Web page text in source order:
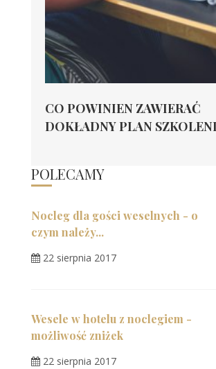
CO POWINIEN ZAWIERAĆ
DOKŁADNY PLAN
POLECAMY
Nocleg dla gości weselnych - o
czym należy...
22 sierpnia 2017
Wesele w hotelu z noclegiem -
możliwość zniżek
22 sierpnia 2017